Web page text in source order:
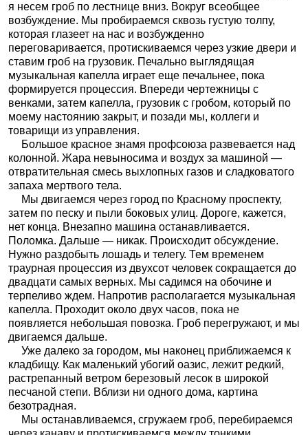
я несем гроб по лестнице вниз. Вокруг всеобщее
возбуждение. Мы пробираемся сквозь густую толпу,
которая глазеет на нас и возбужденно
переговаривается, протискиваемся через узкие двери и
ставим гроб на грузовик. Печально выглядящая
музыкальная капелла играет еще печальнее, пока
формируется процессия. Впереди чертежницы с
венками, затем капелла, грузовик с гробом, который по
моему настоянию закрыт, и позади мы, коллеги и
товарищи из управления.
Большое красное знамя профсоюза развевается над
колонной. Жара невыносима и воздух за машиной —
отвратительная смесь выхлопных газов и сладковатого
запаха мертвого тела.
Мы двигаемся через город по Красному проспекту,
затем по песку и пыли боковых улиц. Дороге, кажется,
нет конца. Внезапно машина останавливается.
Поломка. Дальше — никак. Происходит обсуждение.
Нужно раздобыть лошадь и телегу. Тем временем
траурная процессия из двухсот человек сокращается до
двадцати самых верных. Мы садимся на обочине и
терпеливо ждем. Напротив располагается музыкальная
капелла. Проходит около двух часов, пока не
появляется небольшая повозка. Гроб перегружают, и мы
двигаемся дальше.
Уже далеко за городом, мы наконец приближаемся к
кладбищу. Как маленький убогий оазис, лежит редкий,
растрепанный ветром березовый лесок в широкой
песчаной степи. Вблизи ни одного дома, картина
безотрадная.
Мы останавливаемся, сгружаем гроб, перебираемся